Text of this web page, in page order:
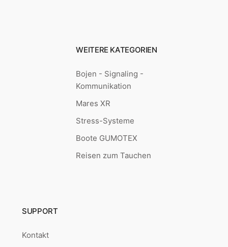
WEITERE KATEGORIEN
Bojen - Signaling -
Kommunikation
Mares XR
Stress-Systeme
Boote GUMOTEX
Reisen zum Tauchen
SUPPORT
Kontakt